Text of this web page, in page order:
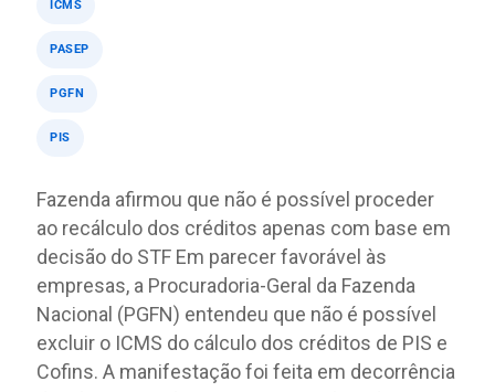
ICMS
PASEP
PGFN
PIS
Fazenda afirmou que não é possível proceder
ao recálculo dos créditos apenas com base em
decisão do STF Em parecer favorável às
empresas, a Procuradoria-Geral da Fazenda
Nacional (PGFN) entendeu que não é possível
excluir o ICMS do cálculo dos créditos de PIS e
Cofins. A manifestação foi feita em decorrência